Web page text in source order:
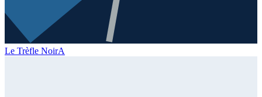
Le Trèfle NoirA